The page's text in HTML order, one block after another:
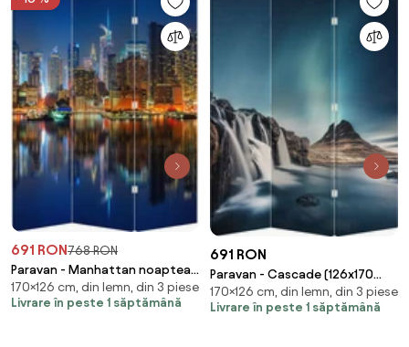
691 RON768 RON
Paravan - Manhattan noaptea
(126x170 cm)
170×126 cm, din lemn, din 3 piese
Livrare în peste 1 săptămână
691 RON
Paravan - Cascade (126x170
cm)
170×126 cm, din lemn, din 3 piese
Livrare în peste 1 săptămână